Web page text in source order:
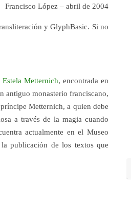
Francisco López – abril de 2004
y GlyphBasic. Si no
Estela Metternich, encontrada en
antiguo monasterio franciscano,
Metternich, a quien debe
a través de la magia cuando
actualmente en el Museo
publicación de los textos que